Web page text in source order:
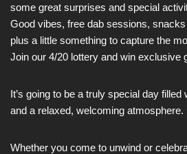
some great surprises and special
Good vibes, free dab sessions,
plus a little something to capture the
Join our 4/20 lottery and win exclusive
It’s going to be a truly special day
and a relaxed, welcoming atmosphere.
Whether you come to unwind or